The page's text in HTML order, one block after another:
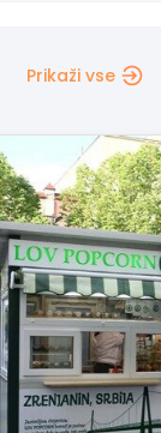
Prikaži vse